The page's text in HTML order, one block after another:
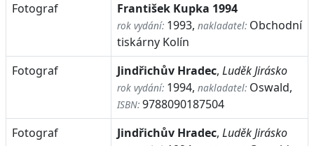
Fotograf
František Kupka 1994
rok vydání: 1993, nakladatel: Obchodní
tiskárny Kolín
Fotograf
Jindřichův Hradec, Luděk Jirásko
rok vydání: 1994, nakladatel: Oswald,
ISBN: 9788090187504
Fotograf
Jindřichův Hradec, Luděk Jirásko